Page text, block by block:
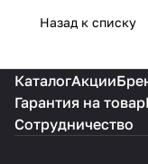
Назад к списку
КаталогАкции
Гарантия на товар
Сотрудничество